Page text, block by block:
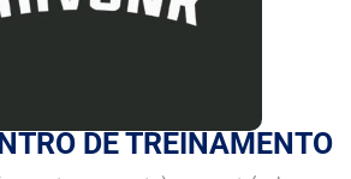
DE TREINAMENTO